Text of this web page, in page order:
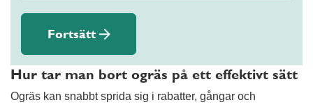
Fortsätt
Hur tar man bort ogräs på ett effektivt sätt
Ogräs kan snabbt sprida sig i rabatter, gångar och